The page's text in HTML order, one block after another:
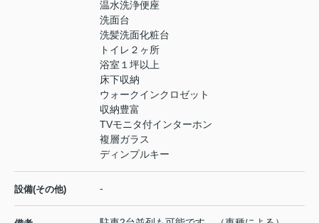
温水洗浄便座
洗面台
洗髪洗面化粧台
トイレ２ヶ所
浴室１坪以上
床下収納
ウォークインクロゼット
収納豊富
TVモニタ付インターホン
複層ガラス
ディンプルキー
設備(その他) -